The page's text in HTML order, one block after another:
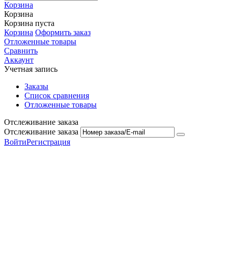
Корзина
Корзина
Корзина пуста
Корзина Оформить заказ
Отложенные товары
Сравнить
Аккаунт
Учетная запись
Заказы
Список сравнения
Отложенные товары
Отслеживание заказа
Отслеживание заказа
ВойтиРегистрация